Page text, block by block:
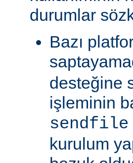
durumlar
Bazı
desteğine
işleminin
sendfile
kurulum